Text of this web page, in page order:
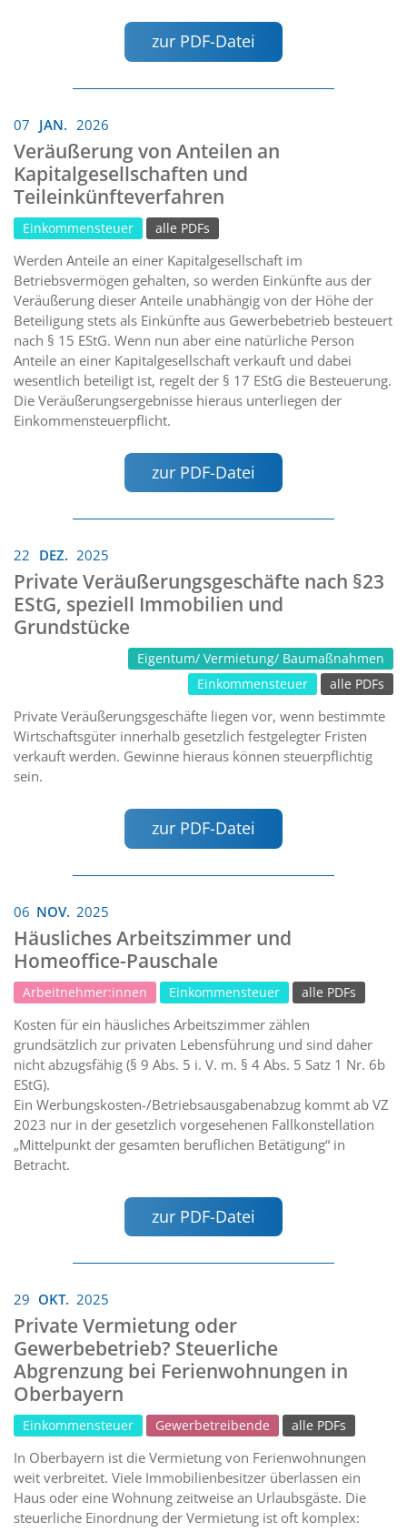
zur PDF-Datei
07 JAN. 2026
Veräußerung von Anteilen an
Kapitalgesellschaften und
Teileinkünfteverfahren
Einkommensteuer alle PDFs
Werden Anteile an einer Kapitalgesellschaft im
Betriebsvermögen gehalten, so werden Einkünfte aus der
Veräußerung dieser Anteile unabhängig von der Höhe der
Beteiligung stets als Einkünfte aus Gewerbebetrieb besteuert
nach § 15 EStG. Wenn nun aber eine natürliche Person
Anteile an einer Kapitalgesellschaft verkauft und dabei
wesentlich beteiligt ist, regelt der § 17 EStG die Besteuerung.
Die Veräußerungsergebnisse hieraus unterliegen der
Einkommensteuerpflicht.
zur PDF-Datei
22 DEZ. 2025
Private Veräußerungsgeschäfte nach §23
EStG, speziell Immobilien und
Grundstücke
Eigentum/ Vermietung/ Baumaßnahmen
Einkommensteuer
alle PDFs
Private Veräußerungsgeschäfte liegen vor, wenn bestimmte
Wirtschaftsgüter innerhalb gesetzlich festgelegter Fristen
verkauft werden. Gewinne hieraus können steuerpflichtig
sein.
zur PDF-Datei
06 NOV. 2025
Häusliches Arbeitszimmer und
Homeoffice-Pauschale
Arbeitnehmer:innen Einkommensteuer alle PDFs
Kosten für ein häusliches Arbeitszimmer zählen
grundsätzlich zur privaten Lebensführung und sind daher
nicht abzugsfähig (§ 9 Abs. 5 i. V. m. § 4 Abs. 5 Satz 1 Nr. 6b
EStG).
Ein Werbungskosten-/Betriebsausgabenabzug kommt ab VZ
2023 nur in der gesetzlich vorgesehenen Fallkonstellation
„Mittelpunkt der gesamten beruflichen Betätigung“ in
Betracht.
zur PDF-Datei
29 OKT. 2025
Private Vermietung oder
Gewerbebetrieb? Steuerliche
Abgrenzung bei Ferienwohnungen in
Oberbayern
Einkommensteuer Gewerbetreibende alle PDFs
In Oberbayern ist die Vermietung von Ferienwohnungen
weit verbreitet. Viele Immobilienbesitzer überlassen ein
Haus oder eine Wohnung zeitweise an Urlaubsgäste. Die
steuerliche Einordnung der Vermietung ist oft komplex: